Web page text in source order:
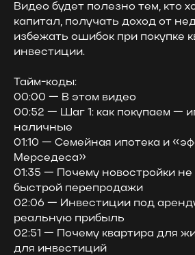
Видео будет полезно тем, кто
капитал, получать доход от
избежать ошибок при покупке
инвестиции.
Тайм-коды:
00:00 — В этом видео
00:52 — Шаг 1: как покупаем —
наличные
01:10 — Семейная ипотека и
Мерседеса»
01:35 — Почему новостройки не
быстрой перепродажи
02:06 — Инвестиции под
реальную прибыль
02:51 — Почему квартира для
для инвестиций